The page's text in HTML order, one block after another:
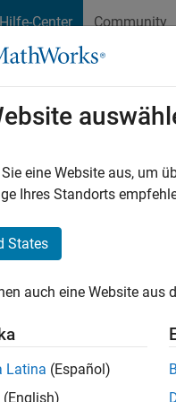
Center Community
Supported
Hardware
For
eine Website aus, um
Ihres Standorts
States
auch eine Website aus
Latina (Español)
(English)